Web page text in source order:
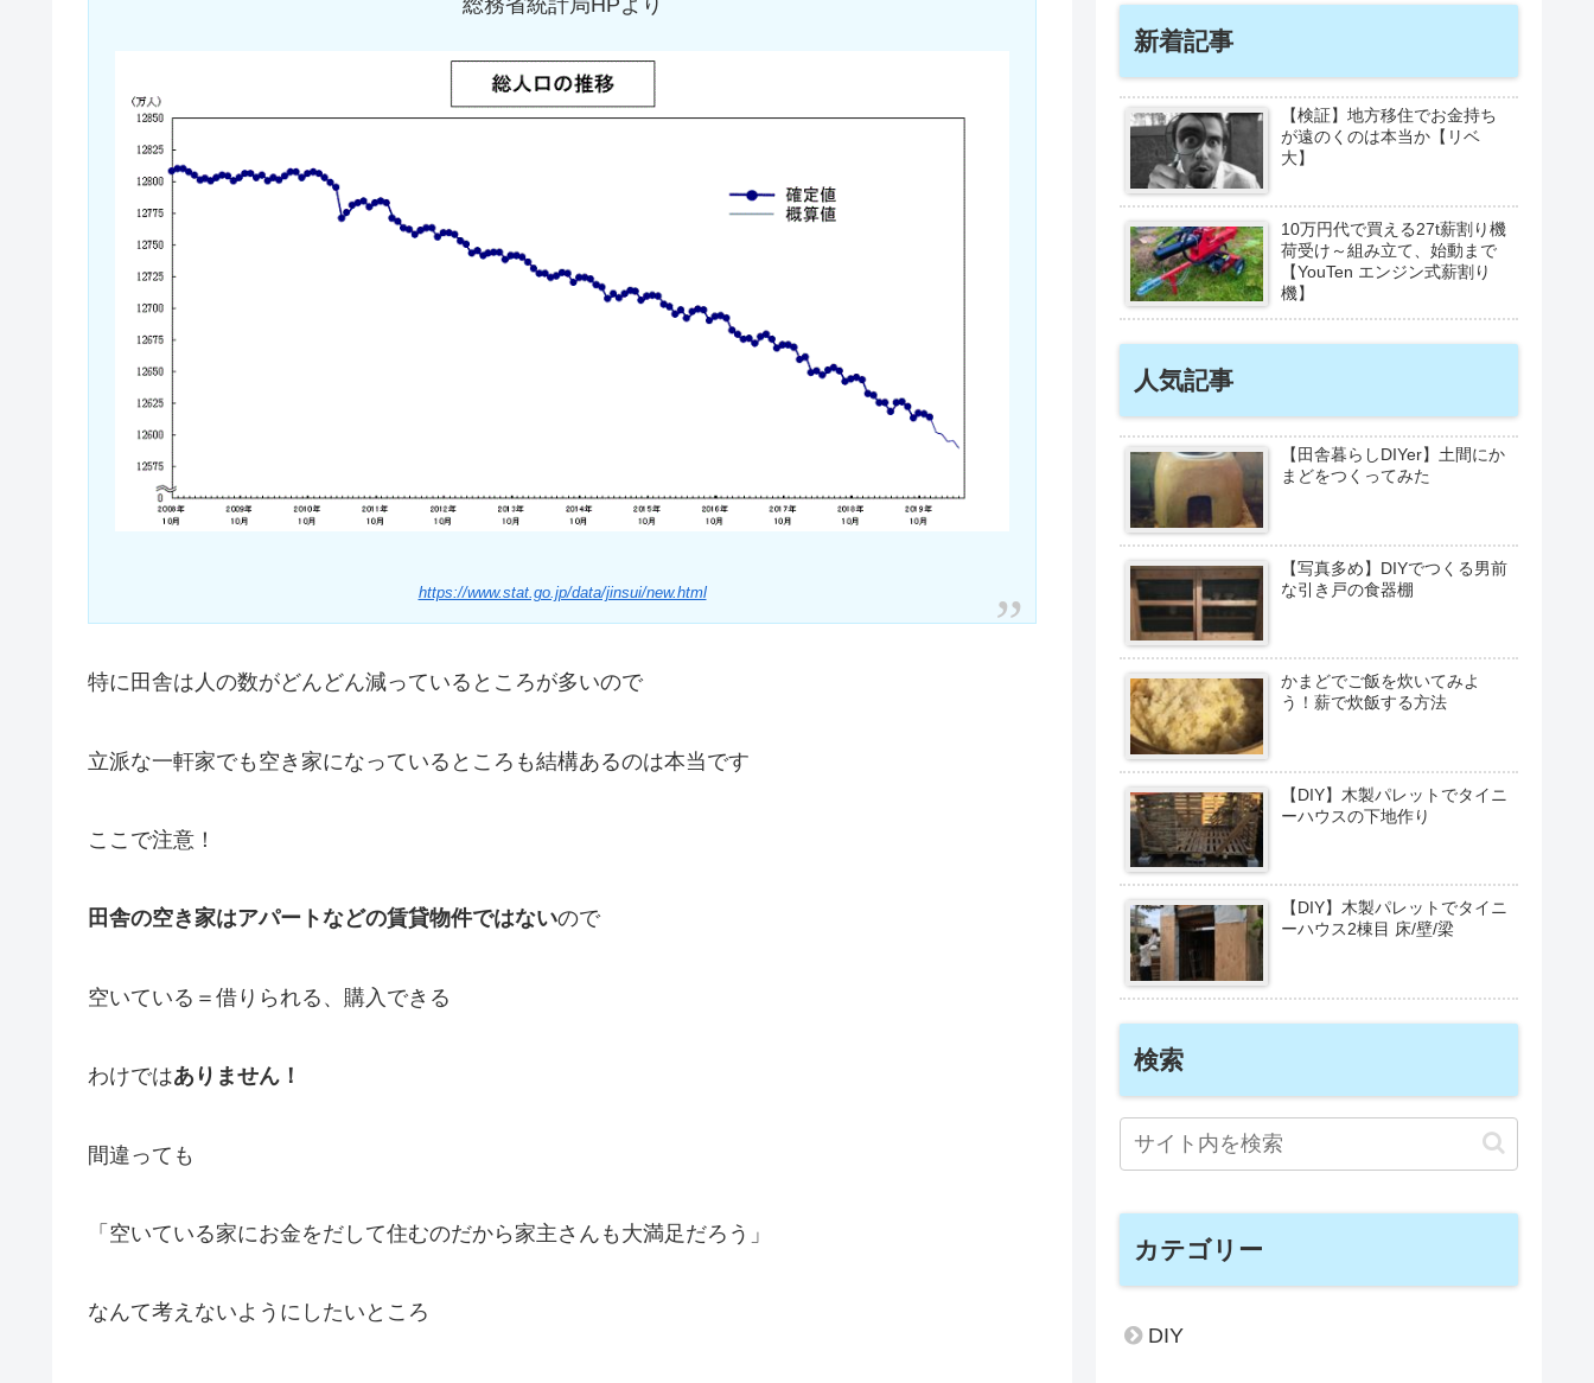
総務省統計局HPより
https://www.stat.go.jp/data/jinsui/new.html
特に田舎は人の数がどんどん減っているところが多いので
立派な一軒家でも空き家になっているところも結構あるのは本当です
ここで注意！
田舎の空き家はアパートなどの賃貸物件ではないので
空いている＝借りられる、購入できる
わけではありません！
間違っても
「空いている家にお金をだして住むのだから家主さんも大満足だろう」
なんて考えないようにしたいところ
新着記事
【検証】地方移住でお金持ち
が遠のくのは本当か【リベ
大】
10万円代で買える27t薪割り機
荷受け～組み立て、始動まで
【YouTen エンジン式薪割り
機】
人気記事
【田舎暮らしDIYer】土間にか
まどをつくってみた
【写真多め】DIYでつくる男前
な引き戸の食器棚
かまどでご飯を炊いてみよ
う！薪で炊飯する方法
【DIY】木製パレットでタイニ
ーハウスの下地作り
【DIY】木製パレットでタイニ
ーハウス2棟目 床/壁/梁
検索
カテゴリー
DIY